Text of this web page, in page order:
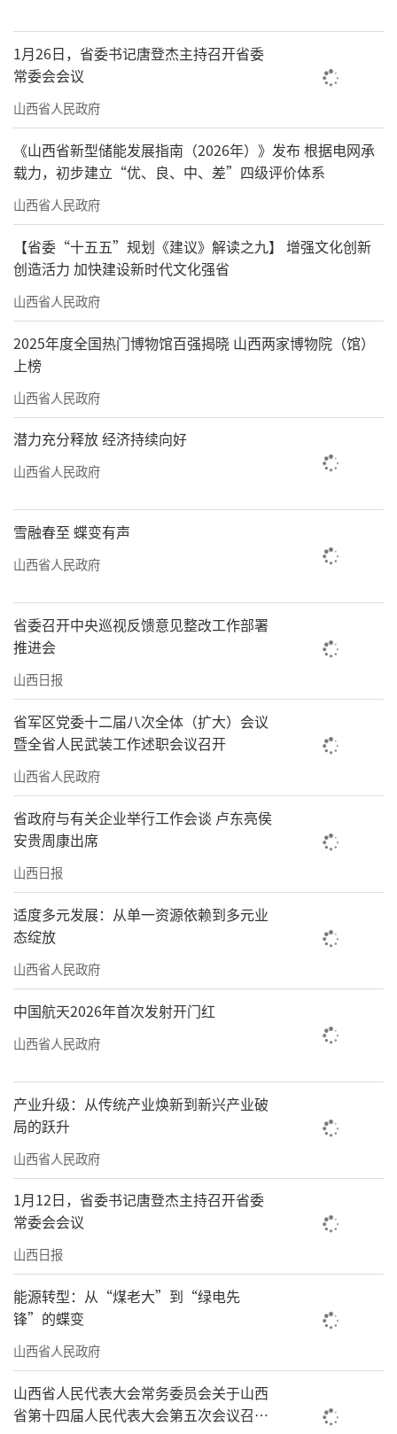
1月26日，省委书记唐登杰主持召开省委
常委会会议
山西省人民政府
《山西省新型储能发展指南（2026年）》发布 根据电网承
载力，初步建立“优、良、中、差”四级评价体系
山西省人民政府
【省委“十五五”规划《建议》解读之九】 增强文化创新
创造活力 加快建设新时代文化强省
山西省人民政府
2025年度全国热门博物馆百强揭晓 山西两家博物院（馆）
上榜
山西省人民政府
潜力充分释放 经济持续向好
山西省人民政府
雪融春至 蝶变有声
山西省人民政府
省委召开中央巡视反馈意见整改工作部署
推进会
山西日报
省军区党委十二届八次全体（扩大）会议
暨全省人民武装工作述职会议召开
山西省人民政府
省政府与有关企业举行工作会谈 卢东亮侯
安贵周康出席
山西日报
适度多元发展：从单一资源依赖到多元业
态绽放
山西省人民政府
中国航天2026年首次发射开门红
山西省人民政府
产业升级：从传统产业焕新到新兴产业破
局的跃升
山西省人民政府
1月12日，省委书记唐登杰主持召开省委
常委会会议
山西日报
能源转型：从“煤老大”到“绿电先
锋”的蝶变
山西省人民政府
山西省人民代表大会常务委员会关于山西
省第十四届人民代表大会第五次会议召开